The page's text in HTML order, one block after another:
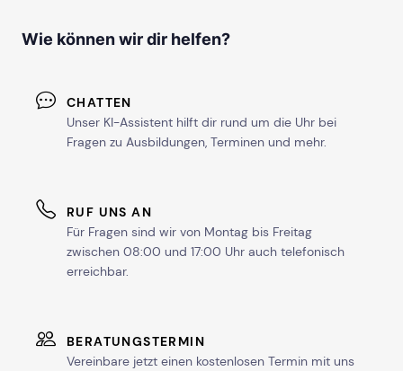
Wie können wir dir helfen?
CHATTEN
Unser KI-Assistent hilft dir rund um die Uhr bei
Fragen zu Ausbildungen, Terminen und mehr.
RUF UNS AN
Für Fragen sind wir von Montag bis Freitag
zwischen 08:00 und 17:00 Uhr auch telefonisch
erreichbar.
BERATUNGSTERMIN
Vereinbare jetzt einen kostenlosen Termin mit uns